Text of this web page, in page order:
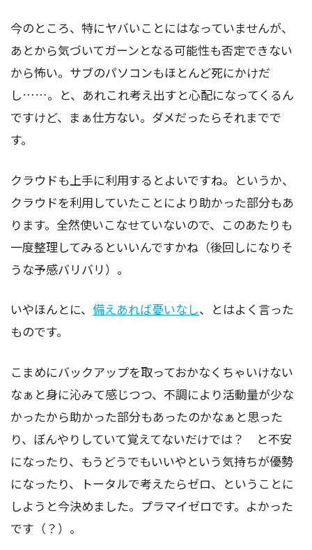
今のところ、特にヤバいことにはなっていませんが、
あとから気づいてガーンとなる可能性も否定できない
から怖い。サブのパソコンもほとんど死にかけだ
し……。と、あれこれ考え出すと心配になってくるん
ですけど、まぁ仕方ない。ダメだったらそれまでで
す。
クラウドも上手に利用するとよいですね。というか、
クラウドを利用していたことにより助かった部分もあ
ります。全然使いこなせていないので、このあたりも
一度整理してみるといいんですかね（後回しになりそ
うな予感バリバリ）。
いやほんとに、 備えあれば憂いなし、とはよく言った
ものです。
こまめにバックアップを取っておかなくちゃいけない
なぁと身に沁みて感じつつ、不調により活動量が少な
かったから助かった部分もあったのかなぁと思った
り、ぼんやりしていて覚えてないだけでは？ と不安
になったり、もうどうでもいいやという気持ちが優勢
になったり、トータルで考えたらゼロ、ということに
しようと今決めました。プラマイゼロです。よかった
です（？）。